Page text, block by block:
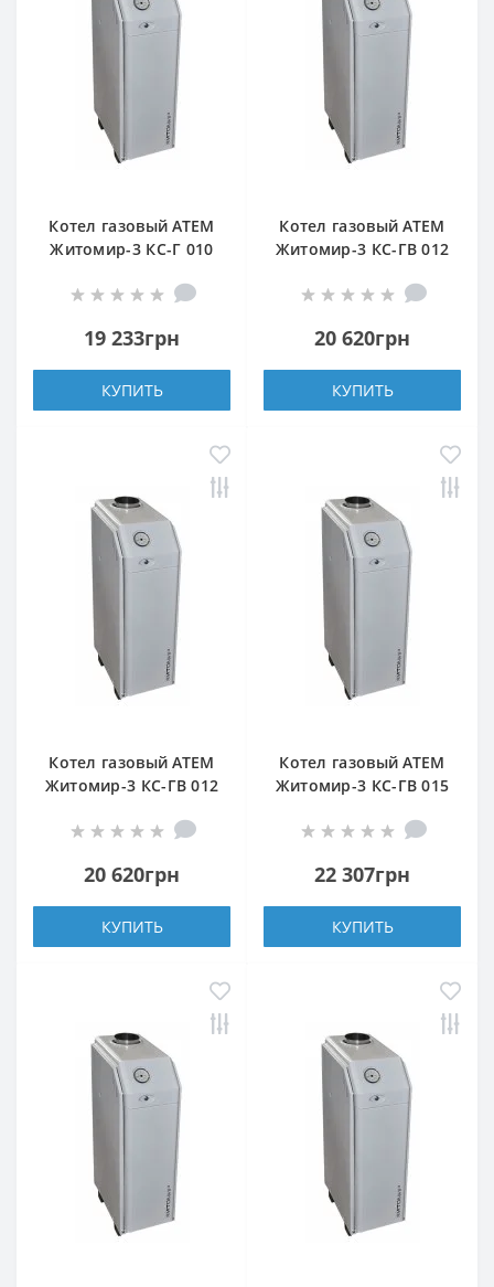
Котел газовый АТЕМ
Житомир-3 КС-Г 010
19 233грн
КУПИТЬ
Котел газовый АТЕМ
Житомир-3 КС-ГВ 012
20 620грн
КУПИТЬ
Котел газовый АТЕМ
Житомир-3 КС-ГВ 012
20 620грн
КУПИТЬ
Котел газовый АТЕМ
Житомир-3 КС-ГВ 015
22 307грн
КУПИТЬ